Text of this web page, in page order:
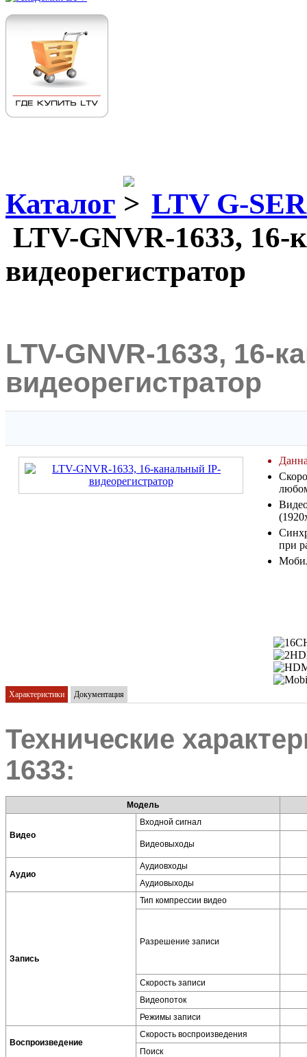
Каталог
LTV G-
LTV-GNVR-1633,
видеорегистратор
LTV-GNVR-1633, 16-
видеорегистратор
при
Характеристики Документация
Технические
1633:
Модель
Видео
Входной сигнал
Видеовыходы
Аудио
Аудиовходы
Аудиовыходы
Запись
Тип компрессии видео
Разрешение записи
Скорость записи
Видеопоток
Режимы записи
Воспроизведение
Скорость воспроизведения
Поиск